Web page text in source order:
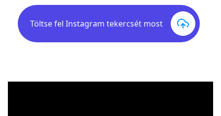
Töltse fel Instagram tekercsét most